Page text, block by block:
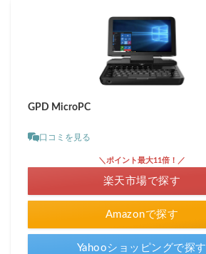
GPD MicroPC
口コミを見る
Amazonで探す
＼ポイント最大11倍！／
楽天市場で探す
Yahooショッピングで探す